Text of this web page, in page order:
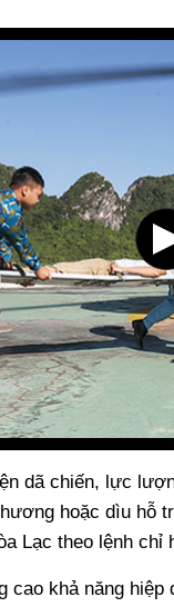
dã chiến, lực
hoặc dìu hỗ
Lạc theo lệnh chỉ
cao khả năng